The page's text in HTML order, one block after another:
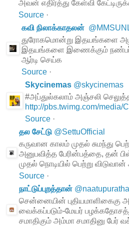
அவன் எதிர்த்து கேள்வி
Source ·
கவி நிலாக்காதலன் @
துரோகமொன்று இதயங்களை
இதயங்களை இணைக்கும்
ஆர்டி செய்க
Source ·
Skycinemas @skycinemas
#அப்துல்கலாம் அஞ்சலி
http://pbs.twimg.com/media/
Source ·
தல சேட்டு @SettuOfficial
கருவான காலம் முதல் சுமந்து
அனுபவித்த பேரின்பத்தை, தன்
முதல் நொடியில் பெற்று
Source ·
நாட்டுப்புறத்தான் @
சென்னையின் புதியமாளிகைகு
வைக்கப்படும்-மேயர்
சமாதிகும் அம்மா சமாதினு பேர்